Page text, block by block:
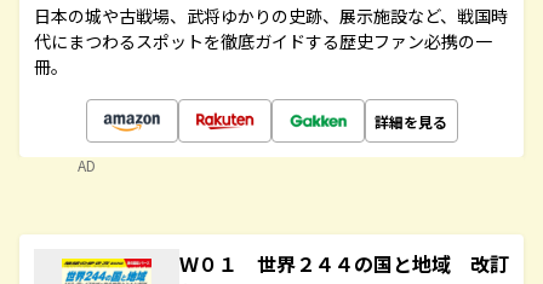
日本の城や古戦場、武将ゆかりの史跡、展示施設など、戦国時
代にまつわるスポットを徹底ガイドする歴史ファン必携の一
冊。
詳細を見る
AD
Ｗ０１ 世界２４４の国と地域 改訂